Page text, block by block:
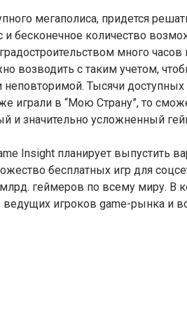
мегаполиса, придется
и бесконечное количество
много
возводить с таким учетом,
Тысячи
играли в “Мою Страну”, то
и значительно усложненный
Insight планирует выпустить
бесплатных игр для
геймеров по всему миру.
игроков game-рынка и